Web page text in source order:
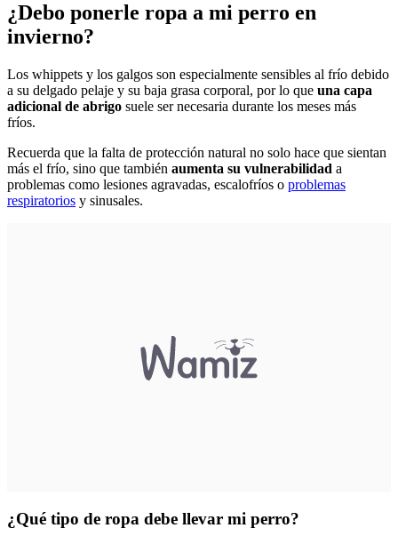
¿Debo ponerle ropa a mi perro en
invierno?
Los whippets y los galgos son especialmente sensibles al frío debido
a su delgado pelaje y su baja grasa corporal, por lo que una capa
adicional de abrigo suele ser necesaria durante los meses más
fríos.
Recuerda que la falta de protección natural no solo hace que sientan
más el frío, sino que también aumenta su vulnerabilidad a
problemas como lesiones agravadas, escalofríos o problemas
respiratorios y sinusales.
¿Qué tipo de ropa debe llevar mi perro?